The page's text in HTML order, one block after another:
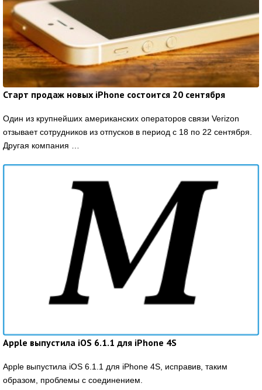
Старт продаж новых iPhone состоится 20 сентября
Один из крупнейших американских операторов связи Verizon
отзывает сотрудников из отпусков в период с 18 по 22 сентября.
Другая компания …
Apple выпустила iOS 6.1.1 для iPhone 4S
Apple выпустила iOS 6.1.1 для iPhone 4S, исправив, таким
образом, проблемы с соединением.